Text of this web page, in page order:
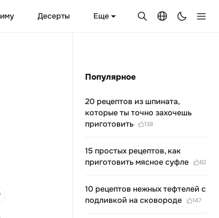
Десерты Еще
Популярное
20 рецептов из шпината,
которые ты точно захочешь
приготовить
138
15 простых рецептов, как
приготовить мясное суфле
82
10 рецептов нежных тефтелей с
подливкой на сковороде
147